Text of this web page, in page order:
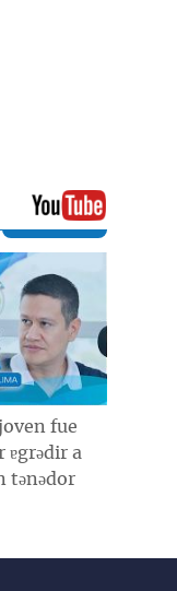
fue
a
tǝnǝdor